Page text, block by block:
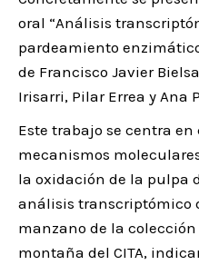
oral “Análisis
pardeamiento
de Francisco Javier
Irisarri, Pilar Errea y Ana
Este trabajo se centra
mecanismos
la oxidación de la pulpa
análisis transcriptómico
manzano de la
montaña del CITA,